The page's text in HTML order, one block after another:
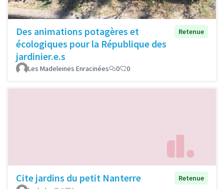
Des animations potagères et
écologiques pour la République des
jardinier.e.s
Retenue
Les Madeleines Enracinées 0 0
Cite jardins du petit Nanterre
Retenue